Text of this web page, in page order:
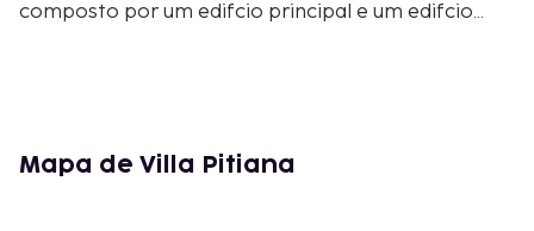
composto por um edifcio principal e um edifcio
gratuitamente a rede sem fios. O servio de
Mapa de Villa Pitiana